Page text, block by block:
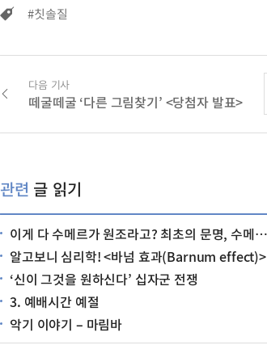
#칫솔질
다음 기사
떼굴떼굴 ‘다른 그림찾기’ <당첨자 발표>
관련 글 읽기
이게 다 수메르가 원조라고? 최초의 문명, 수메르는 어떤 문명이었을까?
알고보니 심리학! <바넘 효과(Barnum effect)>
‘신이 그것을 원하신다’ 십자군 전쟁
3. 예배시간 예절
악기 이야기 – 마림바